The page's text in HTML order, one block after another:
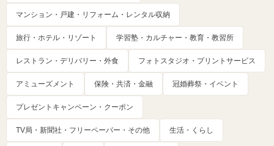
マンション・戸建・リフォーム・レンタル収納
旅行・ホテル・リゾート 学習塾・カルチャー・教育・教習所
レストラン・デリバリー・外食 フォトスタジオ・プリントサービス
アミューズメント 保険・共済・金融 冠婚葬祭・イベント
プレゼントキャンペーン・クーポン
TV局・新聞社・フリーペーパー・その他 生活・くらし